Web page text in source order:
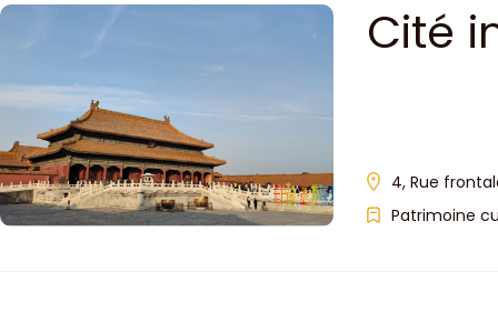
Cité
4, Rue
Patrimoine